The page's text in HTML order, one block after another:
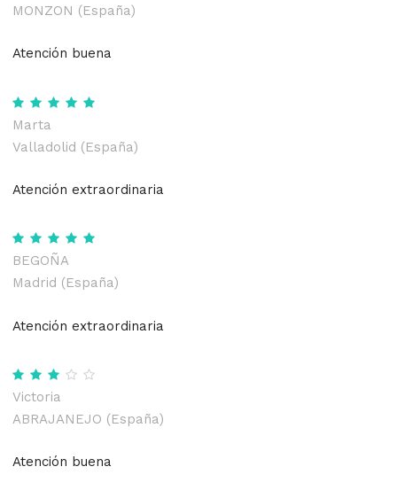
MONZON (España)
Atención buena
Marta
Valladolid (España)
Atención extraordinaria
BEGOÑA
Madrid (España)
Atención extraordinaria
Victoria
ABRAJANEJO (España)
Atención buena